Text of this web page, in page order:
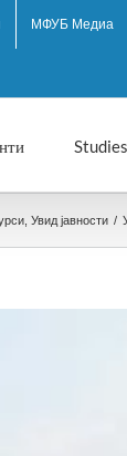
МФУБ Медиа
Увид јавности /